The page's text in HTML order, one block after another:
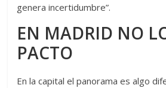
genera incertidumbre”.
EN MADRID NO
PACTO
En la capital el panorama es algo